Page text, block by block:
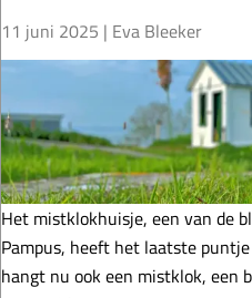
e
?
11 juni 2025 | Eva Bleeker
s
t
k
l
o
k
Het mistklokhuisje, een van de
Pampus, heeft het laatste
hangt nu ook een mistklok, een